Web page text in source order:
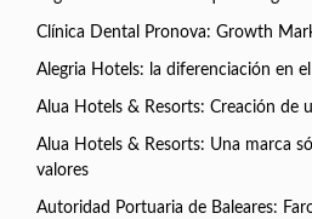
Clínica Dental Pronova: Growth
Alegria Hotels: la diferenciación en
Alua Hotels & Resorts: Creación de
Alua Hotels & Resorts: Una marca
valores
Autoridad Portuaria de Baleares: